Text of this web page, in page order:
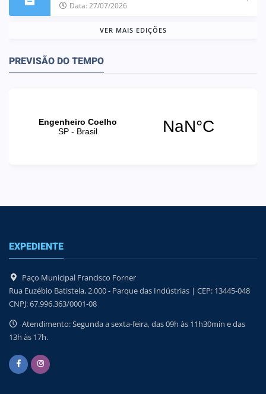
Data: 27/07/2026
VER MAIS EDIÇÕES
PREVISÃO DO TEMPO
EXPEDIENTE
Paço Municipal Francisco Forner
Rua Euzébio Batistela, 2.000 - Parque das Indústrias | CEP: 13445-048
CNPJ: 67.996.363/0001-08
Atendimento: Segunda a sexta-feira, das 09h às 11h30min e das
13h às 17h.